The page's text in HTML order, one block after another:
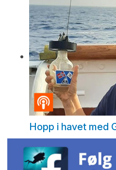
Hopp i havet med